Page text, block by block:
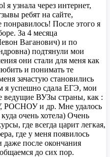
узнала через интернет,
ребят на сайте,
понравилось! После этого я
За 4 месяца
Ваганович) и по
подтянули мои
они стали для меня как
и понимать те
зачастую становились
я успешно сдала ЕГЭ, мои
ведущие ВУЗы страны, как :
и др. Мне удалось
очень хотела) Очень
где всегда царит легкая,
где у меня появилось
после окончания
до сих пор.